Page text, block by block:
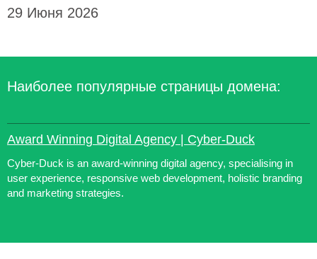
29 Июня 2026
Наиболее популярные страницы домена:
Award Winning Digital Agency | Cyber-Duck
Cyber-Duck is an award-winning digital agency, specialising in
user experience, responsive web development, holistic branding
and marketing strategies.